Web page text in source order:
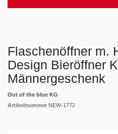
Flaschenöffner m.
Design Bieröffner
Männergeschenk
Out of the blue KG
Artikelnummer NEW-1772